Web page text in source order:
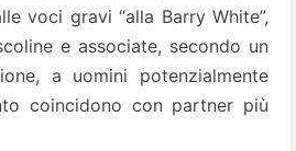
voci gravi “alla Barry White”,
e associate, secondo un
a uomini potenzialmente
coincidono con partner più